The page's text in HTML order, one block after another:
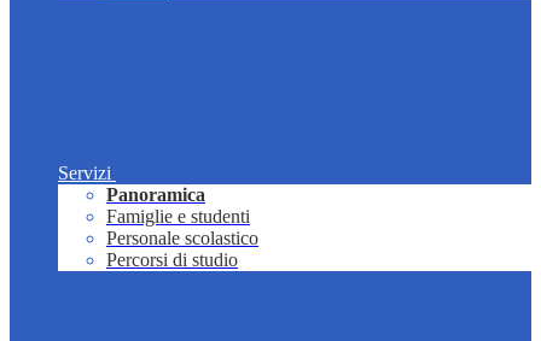
Servizi
Panoramica
Famiglie e studenti
Personale scolastico
Percorsi di studio